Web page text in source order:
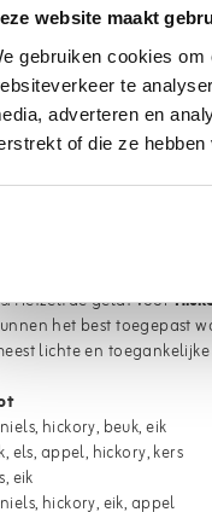
website maakt
gebruiken cookies
te
adverteren en
of die ze
beetje aan het
je erachter welke
krijgen een heerlijke
zich mee.
een twist? Rookmot
wij ook in het
Hetzelfde geldt voor
het best toegepast
lichte en
hickory, beuk, eik
els, appel, hickory, kers
eik
hickory, eik, appel